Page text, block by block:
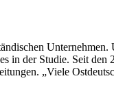
in der Studie. Seit
„Viele